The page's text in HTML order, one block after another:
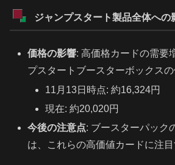
ジャンプスタート製品全体への
価格の影響: 高価格カードの需要
プスタートブースターボックスの
11月13日時点: 約16,324円
現在: 約20,020円
今後の注意点: ブースターパック
は、これらの高価値カードに注目